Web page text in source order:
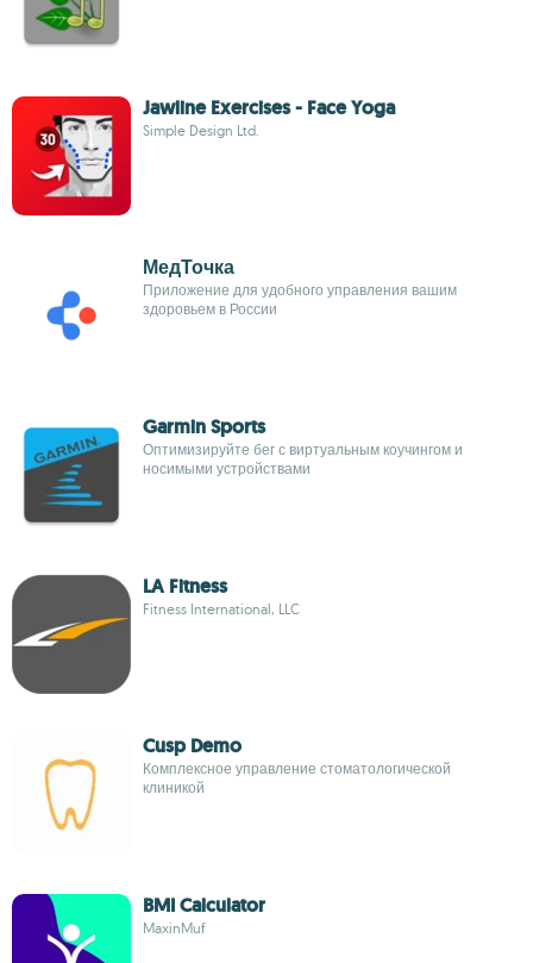
Jawline Exercises - Face Yoga
Simple Design Ltd.
МедТочка
Приложение для удобного управления вашим
здоровьем в России
Garmin Sports
Оптимизируйте бег с виртуальным коучингом и
носимыми устройствами
LA Fitness
Fitness International, LLC
Cusp Demo
Комплексное управление стоматологической
клиникой
BMI Calculator
MaxinMuf